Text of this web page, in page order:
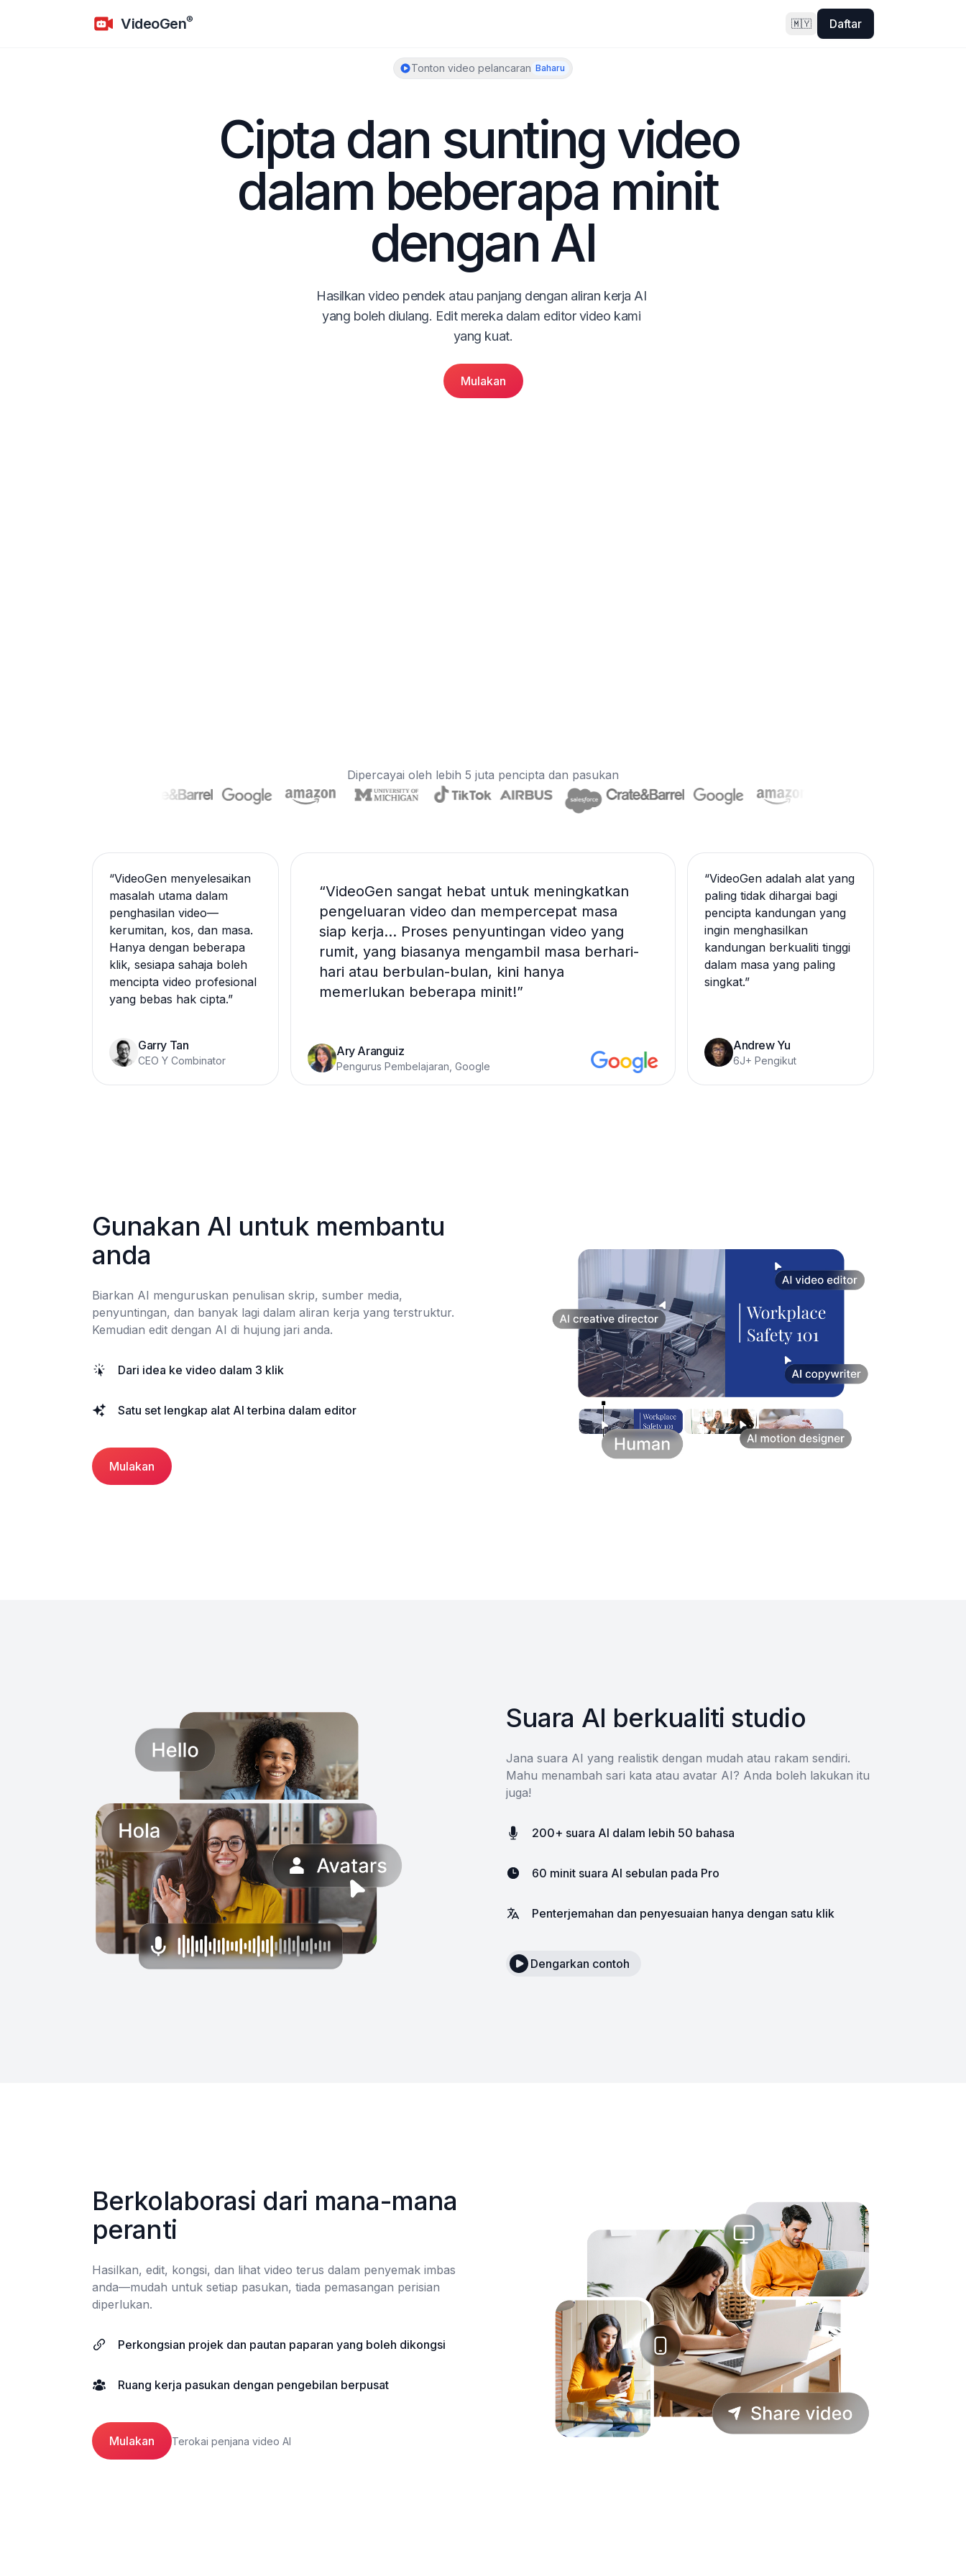
VideoGenVideoGen® 🇲🇾 Daftar
Tonton video pelancaran Baharu
Cipta dan sunting video
dalam beberapa minit
dengan AI
Hasilkan video pendek atau panjang dengan aliran kerja AI
yang boleh diulang. Edit mereka dalam editor video kami
yang kuat.
Mulakan
Dipercayai oleh lebih 5 juta pencipta dan pasukan
“VideoGen sangat hebat untuk meningkatkan
pengeluaran video dan mempercepat masa
siap kerja... Proses penyuntingan video yang
rumit, yang biasanya mengambil masa berhari-
hari atau berbulan-bulan, kini hanya
memerlukan beberapa minit!”
Ary Aranguiz
Pengurus Pembelajaran, Google
“VideoGen menyelesaikan
masalah utama dalam
penghasilan video—
kerumitan, kos, dan masa.
Hanya dengan beberapa
klik, sesiapa sahaja boleh
mencipta video profesional
yang bebas hak cipta.”
Garry Tan
CEO Y Combinator
“VideoGen adalah alat yang
paling tidak dihargai bagi
pencipta kandungan yang
ingin menghasilkan
kandungan berkualiti tinggi
dalam masa yang paling
singkat.”
Andrew Yu
6J+ Pengikut
Gunakan AI untuk membantu
anda
Biarkan AI menguruskan penulisan skrip, sumber media,
penyuntingan, dan banyak lagi dalam aliran kerja yang terstruktur.
Kemudian edit dengan AI di hujung jari anda.
Dari idea ke video dalam 3 klik
Satu set lengkap alat AI terbina dalam editor
Mulakan
Suara AI berkualiti studio
Jana suara AI yang realistik dengan mudah atau rakam sendiri.
Mahu menambah sari kata atau avatar AI? Anda boleh lakukan itu
juga!
200+ suara AI dalam lebih 50 bahasa
60 minit suara AI sebulan pada Pro
Penterjemahan dan penyesuaian hanya dengan satu klik
Dengarkan contoh
Berkolaborasi dari mana-mana
peranti
Hasilkan, edit, kongsi, dan lihat video terus dalam penyemak imbas
anda—mudah untuk setiap pasukan, tiada pemasangan perisian
diperlukan.
Perkongsian projek dan pautan paparan yang boleh dikongsi
Ruang kerja pasukan dengan pengebilan berpusat
Mulakan Terokai penjana video AI